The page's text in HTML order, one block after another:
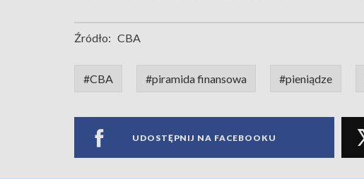
Źródło: CBA
#CBA #piramida finansowa #pieniądze
UDOSTĘPNIJ NA FACEBOOKU